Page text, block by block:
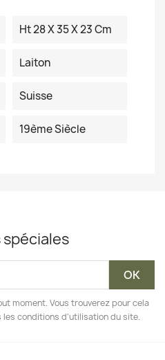
Ht 28 X 35 X 23 Cm
Laiton
Suisse
19ème Siècle
moment. Vous trouverez pour cela
conditions d'utilisation du site.